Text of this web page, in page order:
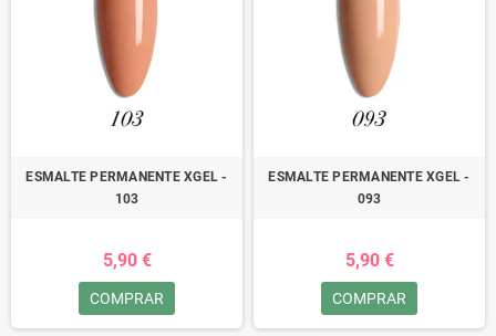
ESMALTE PERMANENTE XGEL -
103
5,90 €
COMPRAR
ESMALTE PERMANENTE XGEL -
093
5,90 €
COMPRAR